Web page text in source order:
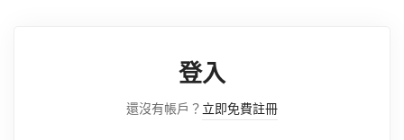
登入
還沒有帳戶？ 立即免費註冊